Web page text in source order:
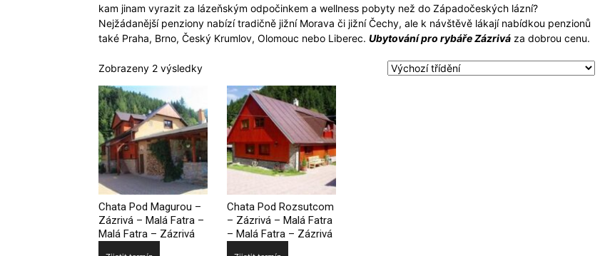
kam jinam vyrazit za lázeňským odpočinkem a wellness pobyty než do Západočeských lázní?
Nejžádanější penziony nabízí tradičně jižní Morava či jižní Čechy, ale k návštěvě lákají nabídkou penzionů
také Praha, Brno, Český Krumlov, Olomouc nebo Liberec. Ubytování pro rybáře Zázrivá za dobrou cenu.
Zobrazeny 2 výsledky
Chata Pod Magurou –
Zázrivá – Malá Fatra –
Malá Fatra – Zázrivá
Chata Pod Rozsutcom
– Zázrivá – Malá Fatra
– Malá Fatra – Zázrivá